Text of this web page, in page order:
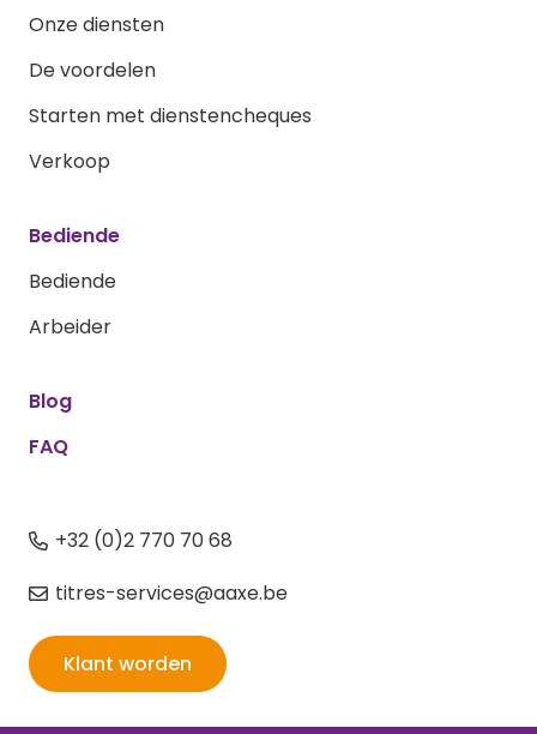
Onze diensten
De voordelen
Starten met dienstencheques
Verkoop
Bediende
Bediende
Arbeider
Blog
FAQ
+32 (0)2 770 70 68
titres-services@aaxe.be
Klant worden